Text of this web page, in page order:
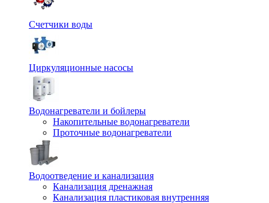
Счетчики воды
Циркуляционные насосы
Водонагреватели и бойлеры
Накопительные водонагреватели
Проточные водонагреватели
Водоотведение и канализация
Канализация дренажная
Канализация пластиковая внутренняя